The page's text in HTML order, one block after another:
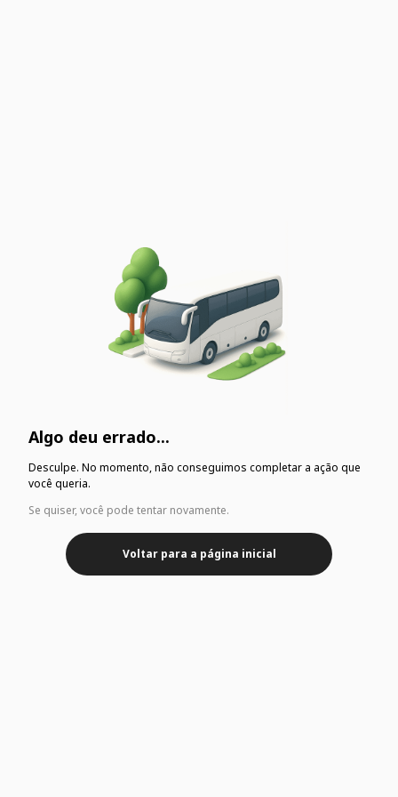
Algo deu errado...
Desculpe. No momento, não conseguimos completar a ação que
você queria.
Se quiser, você pode tentar novamente.
Voltar para a página inicial